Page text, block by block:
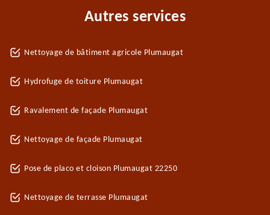
Autres services
Nettoyage de bâtiment agricole Plumaugat
Hydrofuge de toiture Plumaugat
Ravalement de façade Plumaugat
Nettoyage de façade Plumaugat
Pose de placo et cloison Plumaugat 22250
Nettoyage de terrasse Plumaugat